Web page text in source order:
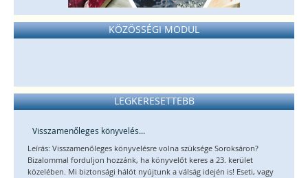
KÖZÖSSÉGI MODUL
LEGKERESETTEBB
Visszamenőleges könyvelés...
Leírás: Visszamenőleges könyvelésre volna szüksége Soroksáron?
Bizalommal forduljon hozzánk, ha könyvelőt keres a 23. kerület
közelében. Mi biztonsági hálót nyújtunk a válság idején is! Eseti, vagy